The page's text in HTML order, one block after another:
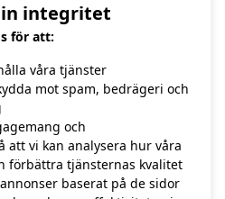
lilla fluga…
FÖREGÅENDE NÄSTA
integritet
för att:
våra tjänster
mot spam, bedrägeri och
och
att vi kan analysera hur våra
förbättra tjänsternas kvalitet
baserat på de sidor